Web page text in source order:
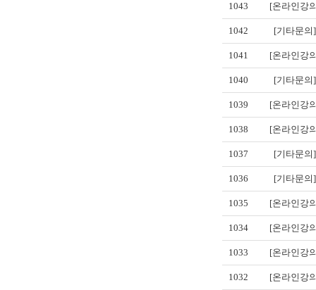
1043 [온라인강
1042 [기타문의]
1041 [온라인강
1040 [기타문의]
1039 [온라인강
1038 [온라인강
1037 [기타문의]
1036 [기타문의]
1035 [온라인강
1034 [온라인강
1033 [온라인강
1032 [온라인강